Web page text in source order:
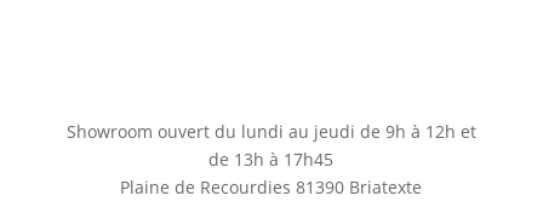
Showroom ouvert du lundi au jeudi de 9h à 12h et
de 13h à 17h45
Plaine de Recourdies81390 Briatexte